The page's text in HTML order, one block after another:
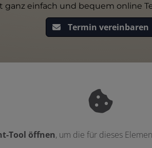
ganz einfach und bequem online
Termin vereinbaren
Tool öffnen, um die für dieses